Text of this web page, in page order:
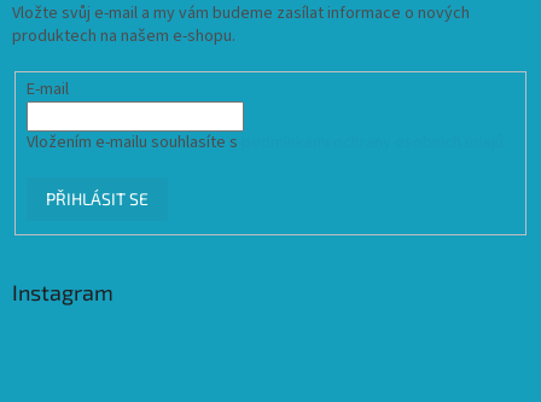
Vložte svůj e-mail a my vám budeme zasílat informace o nových
produktech na našem e-shopu.
E-mail
Vložením e-mailu souhlasíte s
PŘIHLÁSIT SE
Instagram